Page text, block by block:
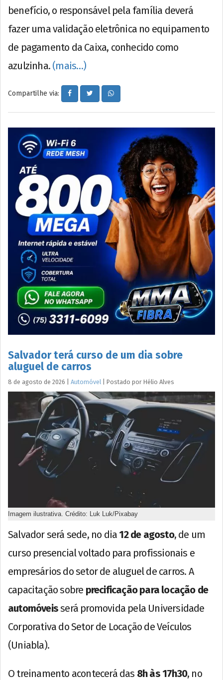
benefício, o responsável pela família deverá
fazer uma validação eletrônica no equipamento
de pagamento da Caixa, conhecido como
azulzinha. (mais…)
Compartilhe via:
Salvador terá curso de um dia sobre
aluguel de carros
8 de agosto de 2026 Automóvel Postado por Hélio Alves
Imagem ilustrativa. Crédito: Luk Luk/Pixabay
Salvador será sede, no dia 12 de agosto, de um
curso presencial voltado para profissionais e
empresários do setor de aluguel de carros. A
capacitação sobre precificação para locação de
automóveisserá promovida pela Universidade
Corporativa do Setor de Locação de Veículos
(Uniabla).
O treinamento acontecerá das 8h às 17h30, no